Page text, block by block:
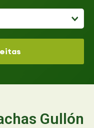
Gullón